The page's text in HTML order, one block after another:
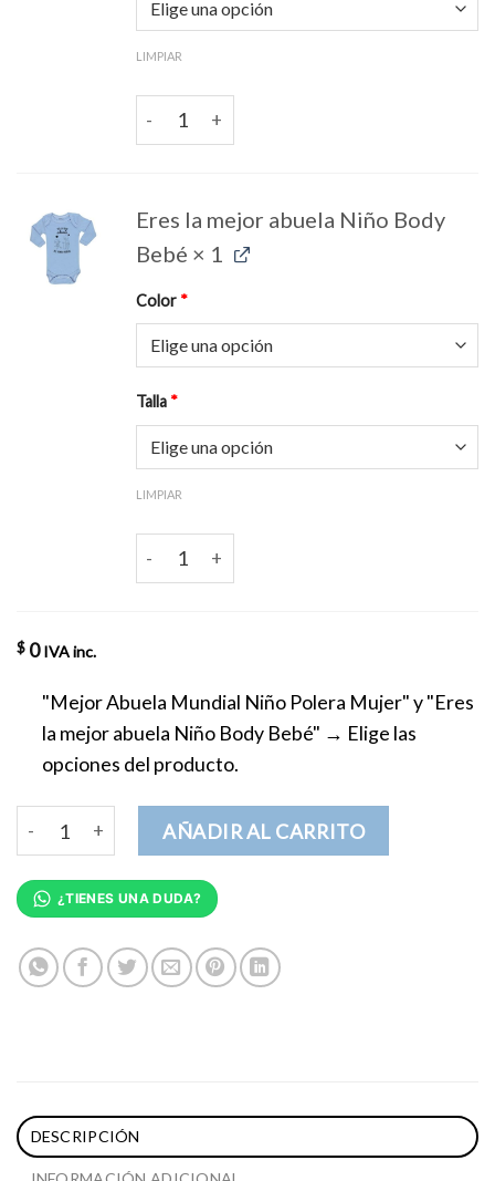
LIMPIAR
Mejor Abuela Mundial Niño Polera Mujer
Eres la mejor abuela Niño Body
Bebé × 1
Color *
Talla *
LIMPIAR
Eres la mejor abuela Niño Body Bebé cantidad
$ 0 IVA inc.
"Mejor Abuela Mundial Niño Polera Mujer" y "Eres
la mejor abuela Niño Body Bebé" → Elige las
opciones del producto.
Conjunto Eres la mejor Abuela Nieto Bebé cantidad
AÑADIR AL CARRITO
¿TIENES UNA DUDA?
DESCRIPCIÓN